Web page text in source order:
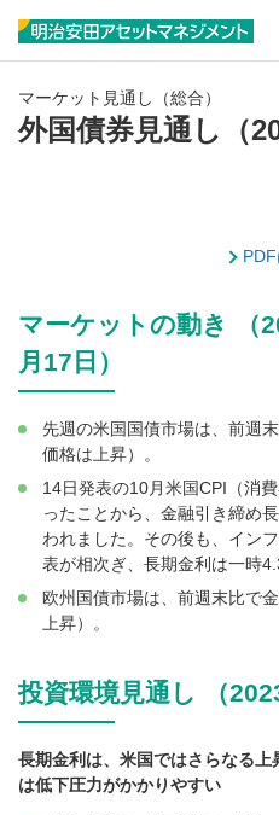
マーケット見通し（総合）
外国債券見通し（
マーケットの動き （
月17日）
先週の米国国債市場は、前週
価格は上昇）。
14日発表の10月米国CPI（消
ったことから、金融引き締め
われました。その後も、イン
表が相次ぎ、長期金利は一時
欧州国債市場は、前週末比で
上昇）。
投資環境見通し （
長期金利は、米国ではさらなる
は低下圧力がかかりやすい